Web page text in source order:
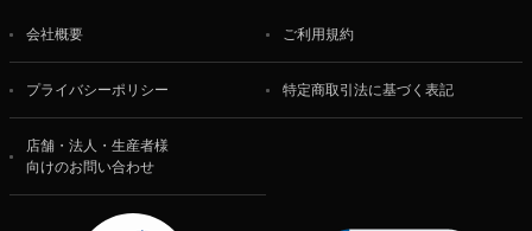
会社概要 ご利用規約
プライバシーポリシー 特定商取引法に基づく表記
店舗・法人・生産者様
向けのお問い合わせ